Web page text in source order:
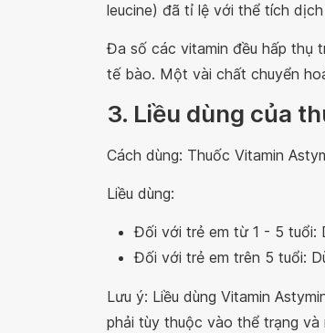
leucine) đã tỉ lệ với thể tích
Đa số các vitamin đều hấp thụ
tế bào. Một vài chất chuyển
3. Liều dùng của
Cách dùng: Thuốc Vitamin
Liều dùng:
Đối với trẻ em từ 1 - 5 tuổi:
Đối với trẻ em trên 5 tuổi:
Lưu ý: Liều dùng Vitamin
phải tùy thuộc vào thể trạng